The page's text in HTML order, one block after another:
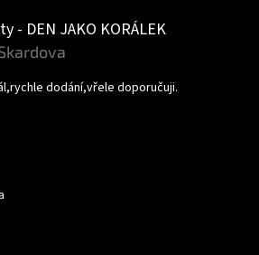
- DEN JAKO KORÁLEK
je 5 z 5 hvězdiček.
dodání,vřele doporučuji.